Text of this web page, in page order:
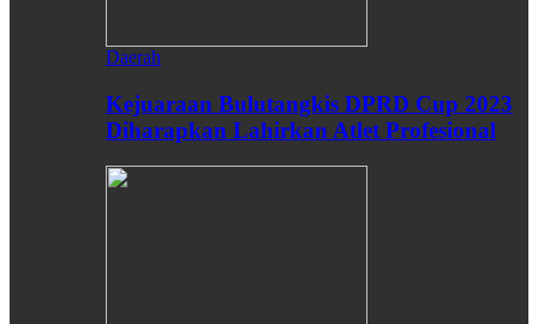
Daerah
Kejuaraan Bulutangkis DPRD Cup 2023
Diharapkan Lahirkan Atlet Profesional